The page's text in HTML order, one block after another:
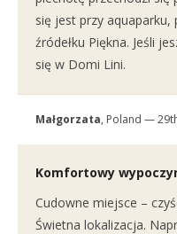
się jest przy
źródełku Piękna. Jeśli
się w Domi Lini.
Małgorzata, Poland —
Komfortowy
Cudowne miejsce –
Świetna lokalizacja.